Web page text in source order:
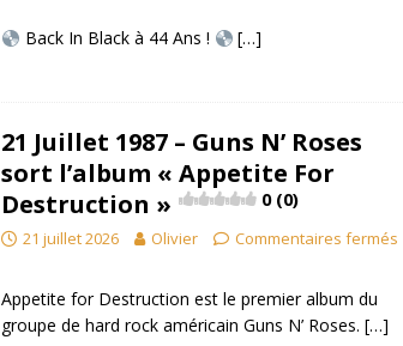
Back In Black à 44 Ans ! […]
21 Juillet 1987 – Guns N’ Roses
sort l’album « Appetite For
Destruction »
0 (0)
21 juillet 2026 Olivier Commentaires fermés
Appetite for Destruction est le premier album du
groupe de hard rock américain Guns N’ Roses. […]